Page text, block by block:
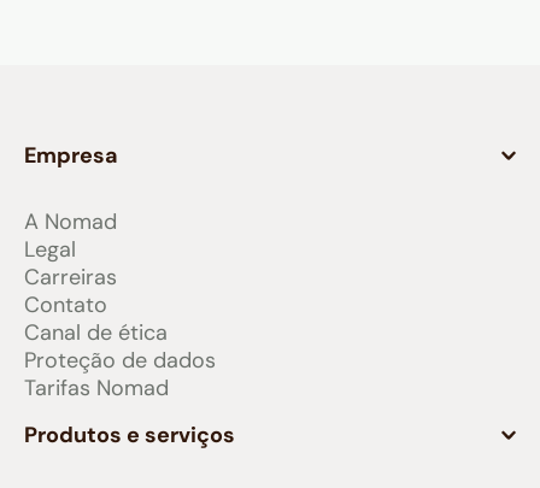
Empresa
A Nomad
Legal
Carreiras
Contato
Canal de ética
Proteção de dados
Tarifas Nomad
Produtos e serviços